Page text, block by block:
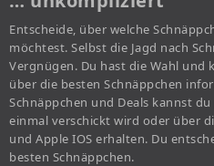
Entscheide, über welche
möchtest. Selbst die Jagd nach
Vergnügen. Du hast die Wahl und
über die besten Schnäppchen
Schnäppchen und Deals kannst
einmal verschickt wird oder über
und Apple IOS erhalten. Du
besten Schnäppchen.